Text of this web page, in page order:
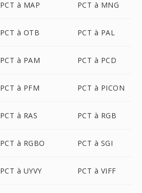
PCT à MAP PCT à MNG
PCT à OTB PCT à PAL
PCT à PAM PCT à PCD
PCT à PFM PCT à PICON
PCT à RAS PCT à RGB
PCT à RGBO PCT à SGI
PCT à UYVY PCT à VIFF